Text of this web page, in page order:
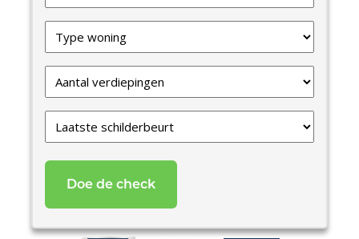
van
uw
woning
*
Verdiepingen
schilderbeurt